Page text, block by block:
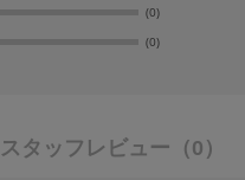
(0)
(0)
スタッフレビュー （0）